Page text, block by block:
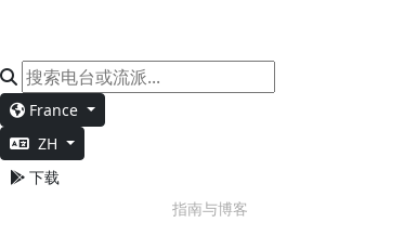
France
ZH
下载
指南与博客